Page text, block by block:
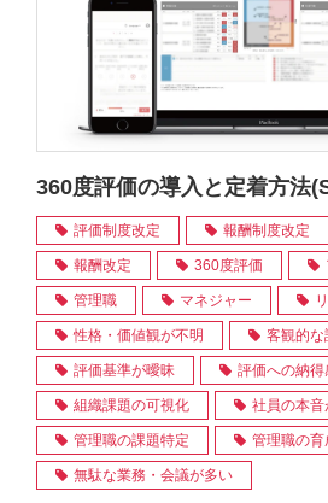
360度評価の導入と定着方法
評価制度改定 報酬制度改定
報酬改定 360度評価
管理職 マネジャー
性格・価値観が不明 客観的な
評価基準が曖昧 評価への納得
組織課題の可視化 社員の本音
管理職の課題特定 管理職の育
無駄な業務・会議が多い